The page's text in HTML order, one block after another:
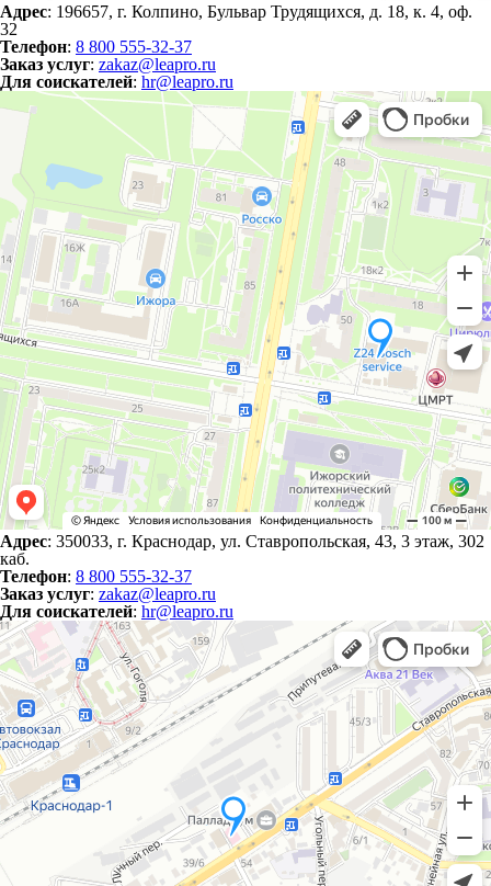
Адрес: 196657, г. Колпино, Бульвар Трудящихся, д. 18, к. 4, оф.
32
Телефон: 8 800 555-32-37
Заказ услуг: zakaz@leapro.ru
Для соискателей: hr@leapro.ru
Адрес: 350033, г. Краснодар, ул. Ставропольская, 43, 3 этаж, 302
каб.
Телефон: 8 800 555-32-37
Заказ услуг: zakaz@leapro.ru
Для соискателей: hr@leapro.ru